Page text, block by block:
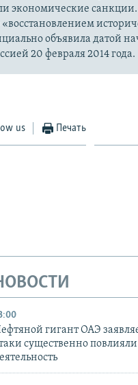
экономические санкции.
объявила датой
20 февраля 2014 года.
us Печать
гигант ОАЭ
существенно повлияли